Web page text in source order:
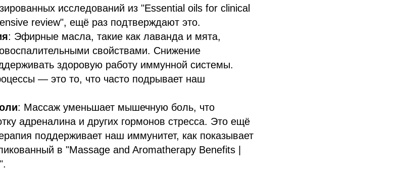
исследований из "Essential oils for clinical
review", ещё раз подтверждают это.
: Эфирные масла, такие как лаванда и мята,
свойствами. Снижение
здоровую работу иммунной системы.
— это то, что часто подрывает наш
: Массаж уменьшает мышечную боль, что
адреналина и других гормонов стресса. Это ещё
поддерживает наш иммунитет, как показывает
в "Massage and Aromatherapy Benefits |